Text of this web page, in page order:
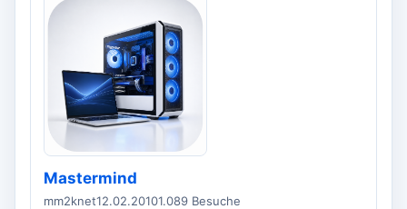
Mastermind
mm2knet12.02.20101.089 Besuche